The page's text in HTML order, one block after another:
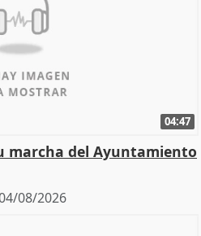
04:47
marcha del Ayuntamiento
08/2026